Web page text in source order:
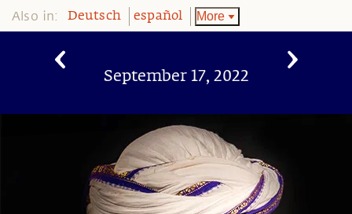
Also in: Deutsch español More
September 17, 2022